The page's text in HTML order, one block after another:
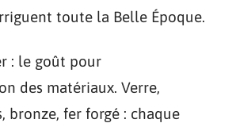
toute la Belle Époque.
: le goût pour
des matériaux. Verre,
bronze, fer forgé : chaque